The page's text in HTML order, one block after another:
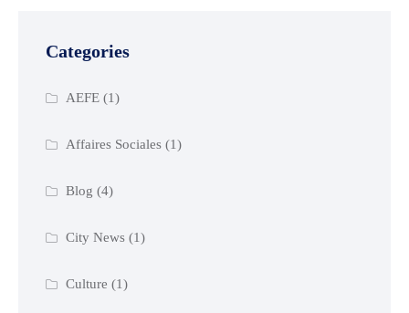
Categories
AEFE(1)
Affaires Sociales(1)
Blog (4)
City News(1)
Culture (1)